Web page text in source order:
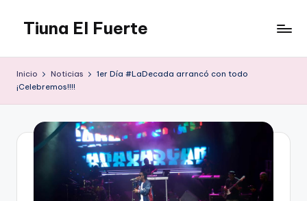
contenido
Tiuna El Fuerte
Espacio
para
Caracas,
Inicio Noticias
1er Día #LaDecada arrancó con todo
¡Celebremos!!!!